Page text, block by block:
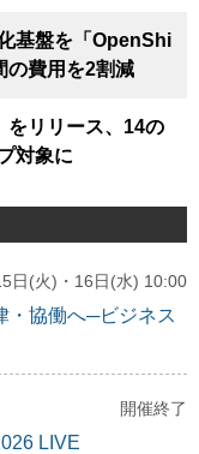
基盤を「OpenShi
費用を2割減
をリリース、14の
対象に
日(火)・16日(水) 10:00
・協働へ─ビジネス
開催終了
LIVE